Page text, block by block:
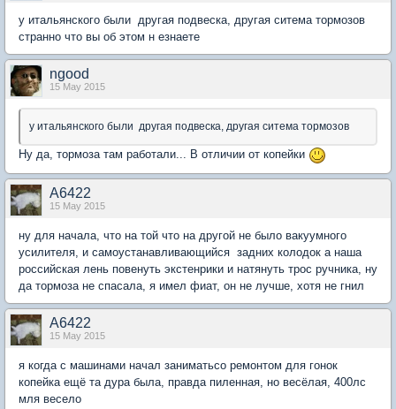
у итальянского были другая подвеска, другая ситема тормозов
странно что вы об этом н езнаете
ngood
15 May 2015
у итальянского были другая подвеска, другая ситема тормозов
Ну да, тормоза там работали... В отличии от копейки
А6422
15 May 2015
ну для начала, что на той что на другой не было вакуумного
усилителя, и самоустанавливающийся задних колодок а наша
российская лень повенуть экстенрики и натянуть трос ручника, ну
да тормоза не спасала, я имел фиат, он не лучше, хотя не гнил
А6422
15 May 2015
я когда с машинами начал заниматьсо ремонтом для гонок
копейка ещё та дура была, правда пиленная, но весёлая, 400лс
мля весело